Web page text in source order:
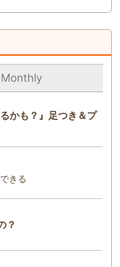
Monthly
かも？』足つき＆プ
きる
？